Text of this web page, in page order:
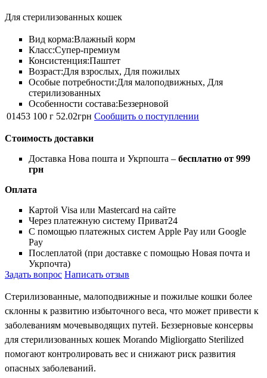
Для стерилизованных кошек
Вид корма:Влажный корм
Класс:Супер-премиум
Консистенция:Паштет
Возраст:Для взрослых, Для пожилых
Особые потребности:Для малоподвижных, Для
стерилизованных
Особенности состава:Беззерновой
01453 100 г 52.02грн Сообщить о поступлении
Стоимость доставки
Доставка Нова пошта и Укрпошта – бесплатно от 999
грн
Оплата
Картой Visa или Mastercard на сайте
Через платежную систему Приват24
С помощью платежных систем Apple Pay или Google
Pay
Послеплатой (при доставке с помощью Новая почта и
Укрпочта)
Задать вопрос Написать отзыв
Стерилизованные, малоподвижные и пожилые кошки более
склонны к развитию избыточного веса, что может привести к
заболеваниям мочевыводящих путей. Беззерновые консервы
для стерилизованных кошек Morando Migliorgatto Sterilized
помогают контролировать вес и снижают риск развития
опасных заболеваний.